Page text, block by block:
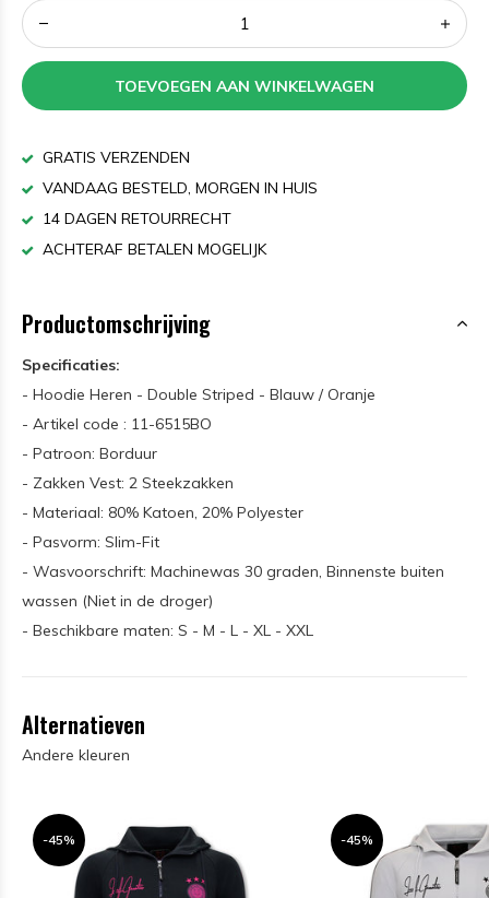
TOEVOEGEN AAN WINKELWAGEN
GRATIS VERZENDEN
VANDAAG BESTELD, MORGEN IN HUIS
14 DAGEN RETOURRECHT
ACHTERAF BETALEN MOGELIJK
Productomschrijving
Specificaties:
- Hoodie Heren - Double Striped - Blauw / Oranje
- Artikel code : 11-6515BO
- Patroon: Borduur
- Zakken Vest: 2 Steekzakken
- Materiaal: 80% Katoen, 20% Polyester
- Pasvorm: Slim-Fit
- Wasvoorschrift: Machinewas 30 graden, Binnenste buiten
wassen (Niet in de droger)
- Beschikbare maten: S - M - L - XL - XXL
Alternatieven
Andere kleuren
-45% -45%